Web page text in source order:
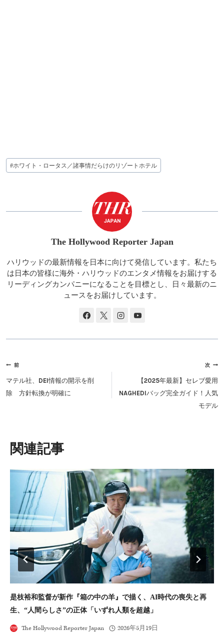
投
稿
#ホワイト・ロータス／諸事情だらけのリゾートホテル
The Hollywood Reporter Japan
ハリウッドの最新情報を日本に向けて発信しています。私たち
は日本の皆様に海外・ハリウッドのエンタメ情報をお届けする
リーディングカンパニーになることを目標とし、日々最新のニ
ュースをお届けしています。
投
稿
ナ
シ
ョ
ン
前
マテル社、DEI情報の開示を削
除 方針転換が明確に
次
【2025年最新】セレブ愛用
NAGHEDIバッグ完全ガイド！人気
モデル
類似投稿
是枝裕和監督が新作『箱の中の羊』で描く、AI時代の喪失と再
生、“人間らしさ”の正体「いずれ人類を超越」
The Hollywood Reporter Japan 2026年5月19日